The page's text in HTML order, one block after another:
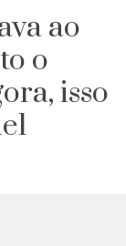
ao
o
isso